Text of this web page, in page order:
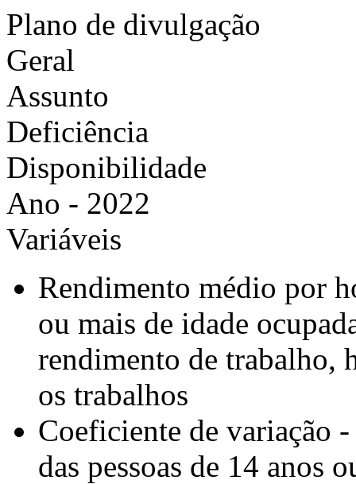
Plano de divulgação
Geral
Assunto
Deficiência
Disponibilidade
Ano - 2022
Variáveis
Rendimento médio por
ou mais de idade
rendimento de trabalho,
os trabalhos
Coeficiente de variação
das pessoas de 14 anos